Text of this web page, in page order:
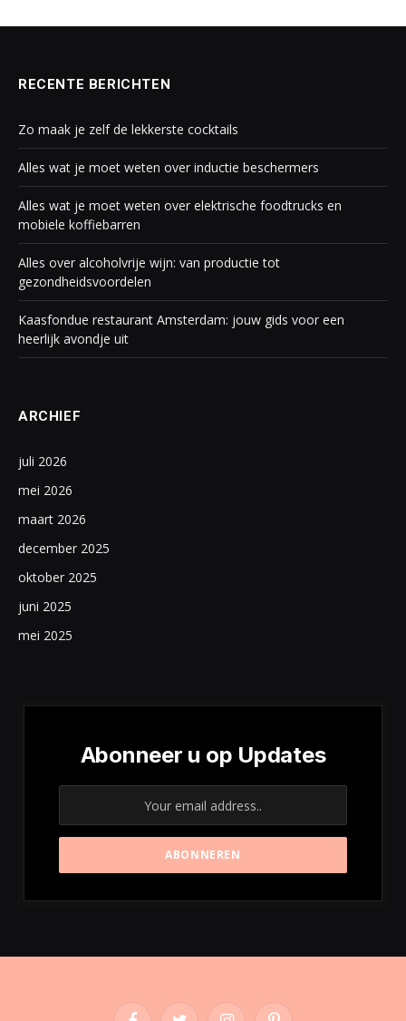
RECENTE BERICHTEN
Zo maak je zelf de lekkerste cocktails
Alles wat je moet weten over inductie beschermers
Alles wat je moet weten over elektrische foodtrucks en
mobiele koffiebarren
Alles over alcoholvrije wijn: van productie tot
gezondheidsvoordelen
Kaasfondue restaurant Amsterdam: jouw gids voor een
heerlijk avondje uit
ARCHIEF
juli 2026
mei 2026
maart 2026
december 2025
oktober 2025
juni 2025
mei 2025
Abonneer u op Updates